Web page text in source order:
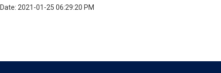
Date: 2021-01-25 06:29:20 PM